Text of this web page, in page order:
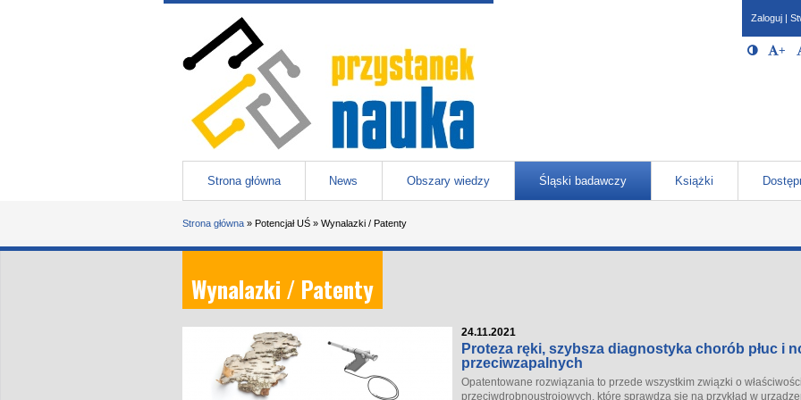
Przejdź do treści
Menu główne
Strona główna News Obszary wiedzy Śląski badawczy Książki
Zaloguj |
Opcje
Włącz/
+
Strona główna » Potencjał UŚ » Wynalazki / Patenty
Wynalazki / Patenty
24.11.2021
Proteza ręki, szybsza diagnostyka chorób płuc i
przeciwzapalnych
Opatentowane rozwiązania to przede wszystkim związki o
przeciwdrobnoustrojowych, które sprawdzą się na przykład w